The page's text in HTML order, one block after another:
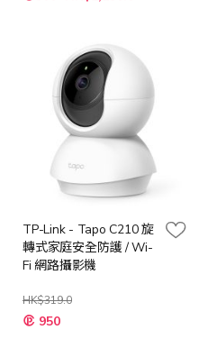
TP-Link - Tapo C210 旋
轉式家庭安全防護 / Wi-
Fi 網路攝影機
HK$319.0
特
殊 950